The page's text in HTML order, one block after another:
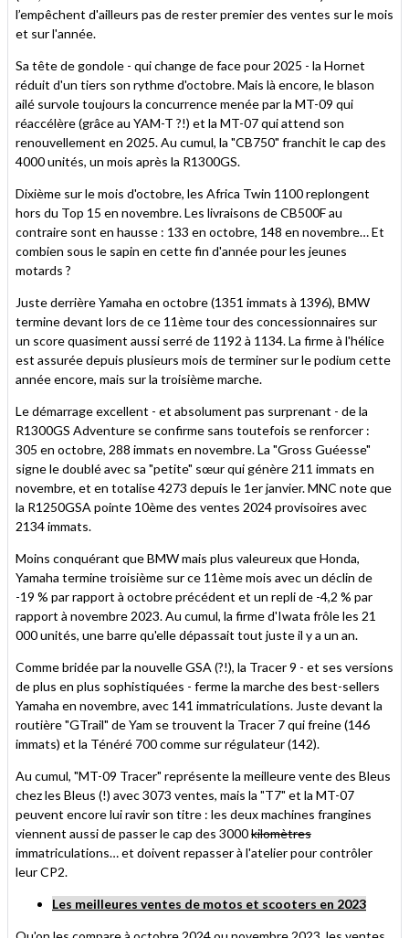
l’empêchent d'ailleurs pas de rester premier des ventes sur le mois
et sur l'année.
Sa tête de gondole - qui change de face pour 2025 - la Hornet
réduit d'un tiers son rythme d'octobre. Mais là encore, le blason
ailé survole toujours la concurrence menée par la MT-09 qui
réaccélère (grâce au YAM-T ?!) et la MT-07 qui attend son
renouvellement en 2025. Au cumul, la "CB750" franchit le cap des
4000 unités, un mois après la R1300GS.
Dixième sur le mois d'octobre, les Africa Twin 1100 replongent
hors du Top 15 en novembre. Les livraisons de CB500F au
contraire sont en hausse : 133 en octobre, 148 en novembre… Et
combien sous le sapin en cette fin d'année pour les jeunes
motards ?
Juste derrière Yamaha en octobre (1351 immats à 1396), BMW
termine devant lors de ce 11ème tour des concessionnaires sur
un score quasiment aussi serré de 1192 à 1134. La firme à l'hélice
est assurée depuis plusieurs mois de terminer sur le podium cette
année encore, mais sur la troisième marche.
Le démarrage excellent - et absolument pas surprenant - de la
R1300GS Adventure se confirme sans toutefois se renforcer :
305 en octobre, 288 immats en novembre. La "Gross Guéesse"
signe le doublé avec sa "petite" sœur qui génère 211 immats en
novembre, et en totalise 4273 depuis le 1er janvier. MNC note que
la R1250GSA pointe 10ème des ventes 2024 provisoires avec
2134 immats.
Moins conquérant que BMW mais plus valeureux que Honda,
Yamaha termine troisième sur ce 11ème mois avec un déclin de
-19 % par rapport à octobre précédent et un repli de -4,2 % par
rapport à novembre 2023. Au cumul, la firme d'Iwata frôle les 21
000 unités, une barre qu'elle dépassait tout juste il y a un an.
Comme bridée par la nouvelle GSA (?!), la Tracer 9 - et ses versions
de plus en plus sophistiquées - ferme la marche des best-sellers
Yamaha en novembre, avec 141 immatriculations. Juste devant la
routière "GTrail" de Yam se trouvent la Tracer 7 qui freine (146
immats) et la Ténéré 700 comme sur régulateur (142).
Au cumul, "MT-09 Tracer" représente la meilleure vente des Bleus
chez les Bleus (!) avec 3073 ventes, mais la "T7" et la MT-07
peuvent encore lui ravir son titre : les deux machines frangines
viennent aussi de passer le cap des 3000kilomètres
immatriculations… et doivent repasser à l'atelier pour contrôler
leur CP2.
Les meilleures ventes de motos et scooters en 2023